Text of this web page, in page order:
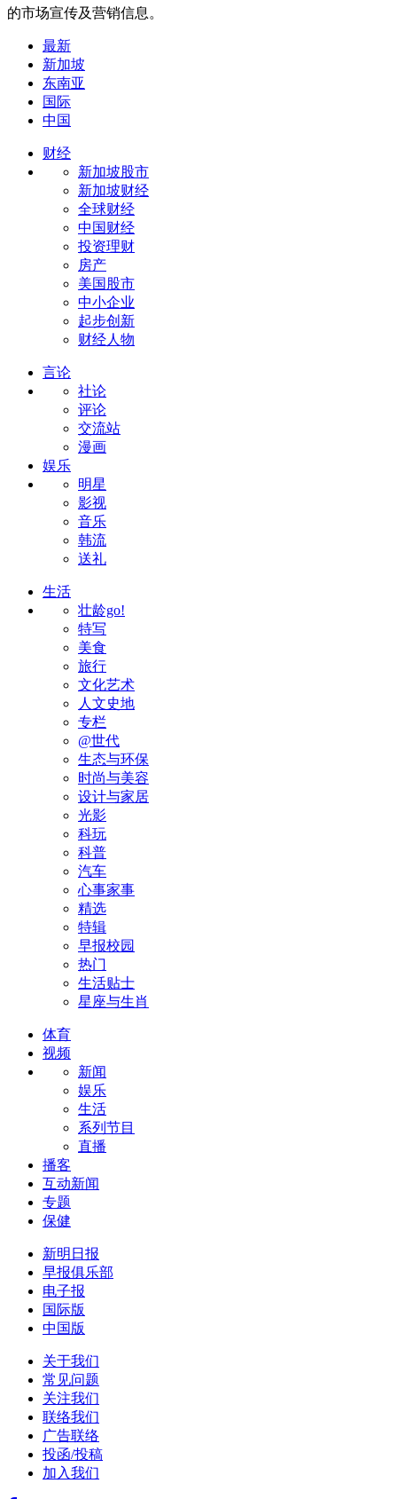
的市场宣传及营销信息。
最新
新加坡
东南亚
国际
中国
财经
新加坡股市
新加坡财经
全球财经
中国财经
投资理财
房产
美国股市
中小企业
起步创新
财经人物
言论
社论
评论
交流站
漫画
娱乐
明星
影视
音乐
韩流
送礼
生活
壮龄go!
特写
美食
旅行
文化艺术
人文史地
专栏
@世代
生态与环保
时尚与美容
设计与家居
光影
科玩
科普
汽车
心事家事
精选
特辑
早报校园
热门
生活贴士
星座与生肖
体育
视频
新闻
娱乐
生活
系列节目
直播
播客
互动新闻
专题
保健
新明日报
早报俱乐部
电子报
国际版
中国版
关于我们
常见问题
关注我们
联络我们
广告联络
投函/投稿
加入我们